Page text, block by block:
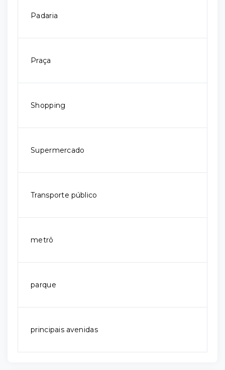
Padaria
Praça
Shopping
Supermercado
Transporte público
metrô
parque
principais avenidas